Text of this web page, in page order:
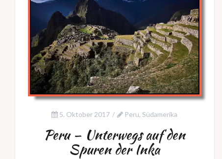
5. Oktober 2017 Peru,Südamerika
Peru – Unterwegs auf den
Spuren der Inka